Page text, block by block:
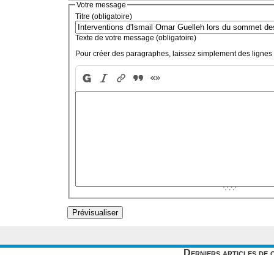
Votre message
Titre (obligatoire)
Texte de votre message (obligatoire)
Pour créer des paragraphes, laissez simplement des lignes